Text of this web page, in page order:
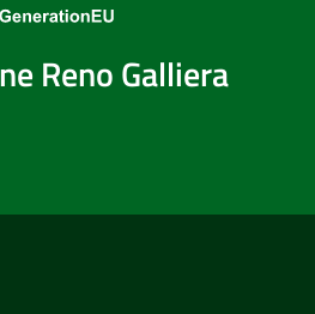
Reno Galliera